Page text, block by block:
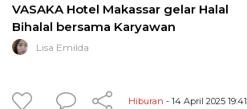
VASAKA Hotel Makassar gelar Halal
Bihalal bersama Karyawan
Lisa Emilda
Hiburan - 14 April 2025 19:41